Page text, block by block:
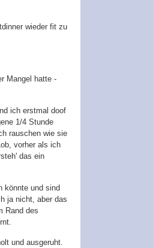
wieder fit zu
Mangel hatte -
ich erstmal doof
1/4 Stunde
rauschen wie sie
vorher als ich
das ein
könnte und sind
ja nicht, aber das
Rand des
und ausgeruht.